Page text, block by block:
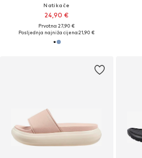
Natikače
24,90 €
Prvotno: 27,90 €
Posljednja najniža cijena:21,90 €